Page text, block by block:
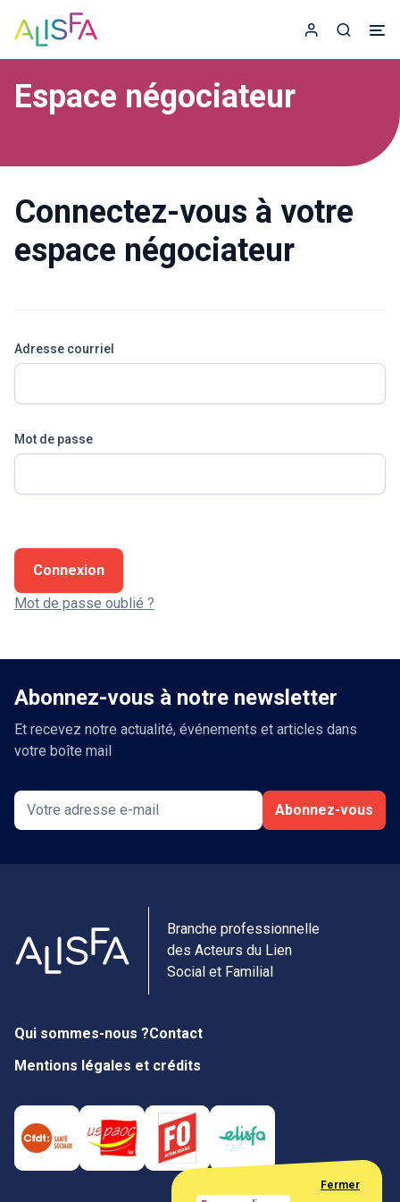
Accueil
Espace
Espace négociateur
Connectez-vous à votre
espace négociateur
Adresse courriel
Mot de passe
Connexion
Mot de passe oublié ?
Abonnez-vous à notre newsletter
Et recevez notre actualité, événements et articles dans
votre boîte mail
Abonnez-vous
Branche professionnelle
des Acteurs du Lien
Social et Familial
Qui sommes-nous ?Contact
Mentions légales et crédits
Fermer